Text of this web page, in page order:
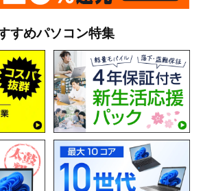
すめパソコン特集